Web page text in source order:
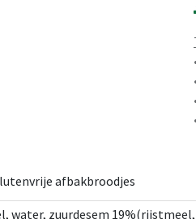
afbakbroodjes
water, zuurdesem